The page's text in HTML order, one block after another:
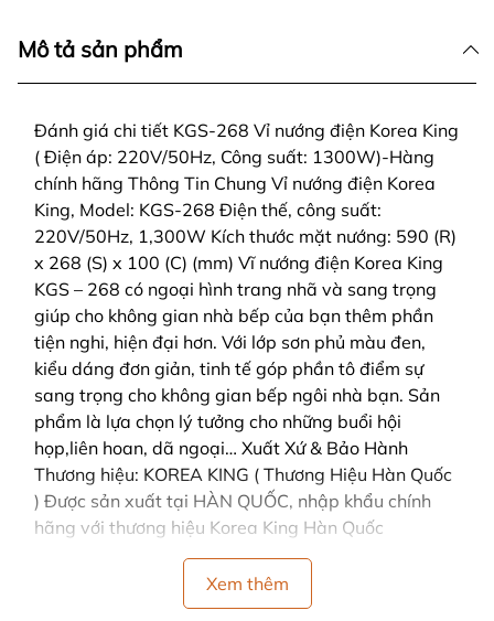
Mô tả sản phẩm
Đánh giá chi tiết KGS-268 Vỉ nướng điện Korea King
( Điện áp: 220V/50Hz, Công suất: 1300W)-Hàng
chính hãng Thông Tin Chung Vỉ nướng điện Korea
King, Model: KGS-268 Điện thế, công suất:
220V/50Hz, 1,300W Kích thước mặt nướng: 590 (R)
x 268 (S) x 100 (C) (mm) Vĩ nướng điện Korea King
KGS – 268 có ngoại hình trang nhã và sang trọng
giúp cho không gian nhà bếp của bạn thêm phần
tiện nghi, hiện đại hơn. Với lớp sơn phủ màu đen,
kiểu dáng đơn giản, tinh tế góp phần tô điểm sự
sang trọng cho không gian bếp ngôi nhà bạn. Sản
phẩm là lựa chọn lý tưởng cho những buổi hội
họp,liên hoan, dã ngoại… Xuất Xứ & Bảo Hành
Thương hiệu: KOREA KING ( Thương Hiệu Hàn Quốc
) Được sản xuất tại HÀN QUỐC, nhập khẩu chính
hãng với thương hiệu Korea King Hàn Quốc
Xem thêm